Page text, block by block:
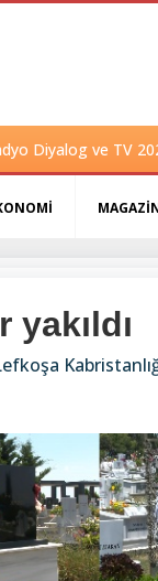
Diyalog ve TV